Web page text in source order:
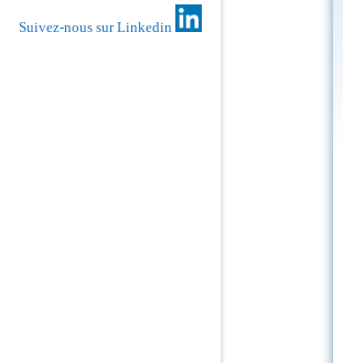
Suivez-nous sur Linkedin